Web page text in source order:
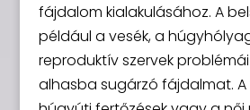
fájdalom kialakulásához. A
például a vesék, a
reproduktív szervek
alhasba sugárzó fájdalmat. A